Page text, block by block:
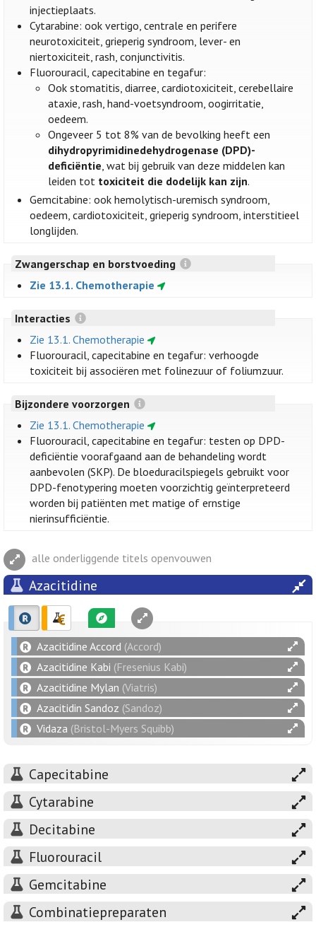
injectieplaats.
Cytarabine: ook vertigo, centrale en perifere
neurotoxiciteit, grieperig syndroom, lever- en
niertoxiciteit, rash, conjunctivitis.
Fluorouracil, capecitabine en tegafur:
Ook stomatitis, diarree, cardiotoxiciteit, cerebellaire
ataxie, rash, hand-voetsyndroom, oogirritatie,
oedeem.
Ongeveer 5 tot 8% van de bevolking heeft een
dihydropyrimidinedehydrogenase (DPD)-
deficiëntie, wat bij gebruik van deze middelen kan
leiden tot toxiciteit die dodelijk kan zijn.
Gemcitabine: ook hemolytisch-uremisch syndroom,
oedeem, cardiotoxiciteit, grieperig syndroom, interstitieel
longlijden.
Zwangerschap en borstvoeding
Zie 13.1. Chemotherapie
Interacties
Zie 13.1. Chemotherapie
Fluorouracil, capecitabine en tegafur: verhoogde
toxiciteit bij associëren met folinezuur of foliumzuur.
Bijzondere voorzorgen
Zie 13.1. Chemotherapie
Fluorouracil, capecitabine en tegafur: testen op DPD-
deficiëntie voorafgaand aan de behandeling wordt
aanbevolen (SKP). De bloeduracilspiegels gebruikt voor
DPD-fenotypering moeten voorzichtig geïnterpreteerd
worden bij patiënten met matige of ernstige
nierinsufficiëntie.
alle onderliggende titels openvouwen
Azacitidine
Azacitidine Accord (Accord)
Azacitidine Kabi (Fresenius Kabi)
Azacitidine Mylan (Viatris)
Azacitidin Sandoz (Sandoz)
Vidaza (Bristol-Myers Squibb)
Capecitabine
Cytarabine
Decitabine
Fluorouracil
Gemcitabine
Combinatiepreparaten